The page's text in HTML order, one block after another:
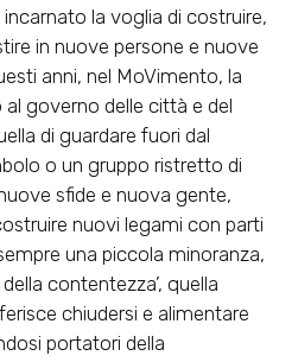
la voglia di costruire,
in nuove persone e nuove
anni, nel MoVimento, la
governo delle città e del
di guardare fuori dal
o un gruppo ristretto di
sfide e nuova gente,
nuovi legami con parti
una piccola minoranza,
contentezza’, quella
chiudersi e alimentare
portatori della